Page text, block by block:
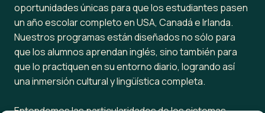
oportunidades únicas para que los estudiantes pasen
un año escolar completo en USA, Canadá e Irlanda.
Nuestros programas están diseñados no sólo para
que los alumnos aprendan inglés, sino también para
que lo practiquen en su entorno diario, logrando así
una inmersión cultural y lingüística completa.